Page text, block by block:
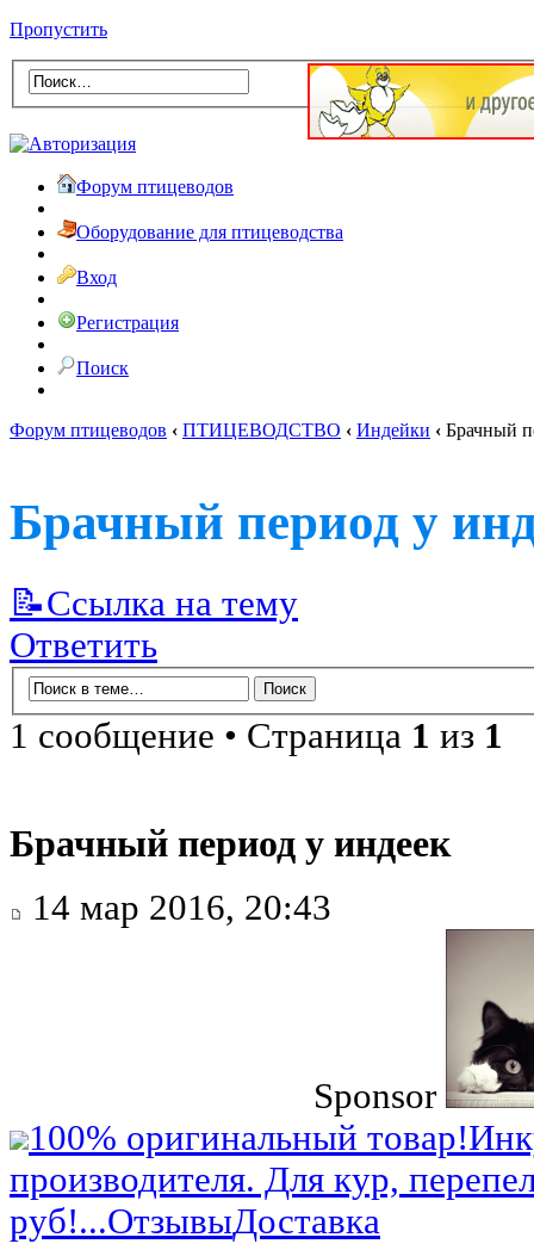
Пропустить
Форум птицеводов
Оборудование для птицеводства
Вход
Регистрация
Поиск
Форум птицеводов ‹ ПТИЦЕВОДСТВО ‹ Индейки ‹ Брачный
Брачный период у
📝Ссылка на тему
Ответить
1 сообщение • Страница 1 из 1
Брачный период у индеек
14 мар 2016, 20:43
Sponsor
100% оригинальный товар!
производителя. Для кур,
руб!...ОтзывыДоставка